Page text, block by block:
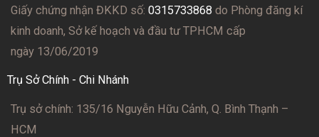
Giấy chứng nhận ĐKKD số: 0315733868 do Phòng đăng kí
kinh doanh, Sở kế hoạch và đầu tư TPHCM cấp
ngày 13/06/2019
Trụ Sở Chính - Chi Nhánh
Trụ sở chính: 135/16 Nguyễn Hữu Cảnh, Q. Bình Thạnh –
HCM